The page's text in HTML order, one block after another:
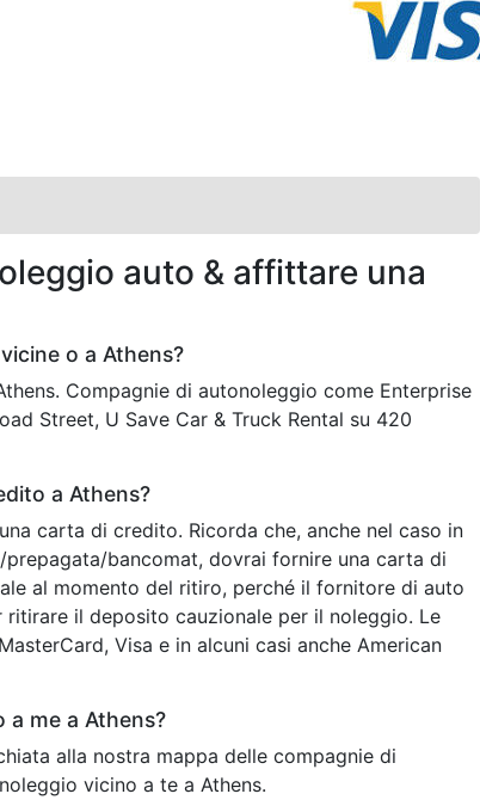
auto & affittare una
o a Athens?
Compagnie di autonoleggio come Enterprise
Street, U Save Car & Truck Rental su 420
a Athens?
carta di credito. Ricorda che, anche nel caso in
bancomat, dovrai fornire una carta di
al momento del ritiro, perché il fornitore di auto
il deposito cauzionale per il noleggio. Le
Visa e in alcuni casi anche American
me a Athens?
alla nostra mappa delle compagnie di
vicino a te a Athens.